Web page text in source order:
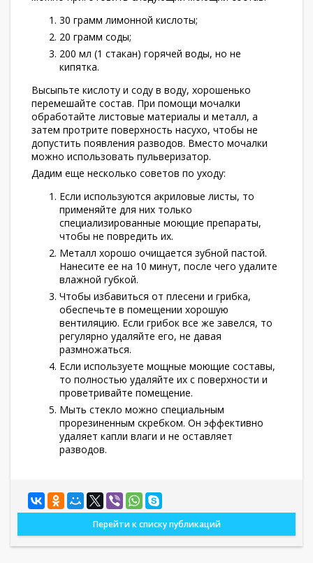
30 грамм лимонной кислоты;
20 грамм соды;
200 мл (1 стакан) горячей воды, но не
кипятка.
Высыпьте кислоту и соду в воду, хорошенько
перемешайте состав. При помощи мочалки
обработайте листовые материалы и металл, а
затем протрите поверхность насухо, чтобы не
допустить появления разводов. Вместо мочалки
можно использовать пульверизатор.
Дадим еще несколько советов по уходу:
Если используются акриловые листы, то
применяйте для них только
специализированные моющие препараты,
чтобы не повредить их.
Металл хорошо очищается зубной пастой.
Нанесите ее на 10 минут, после чего удалите
влажной губкой.
Чтобы избавиться от плесени и грибка,
обеспечьте в помещении хорошую
вентиляцию. Если грибок все же завелся, то
регулярно удаляйте его, не давая
размножаться.
Если используете мощные моющие составы,
то полностью удаляйте их с поверхности и
проветривайте помещение.
Мыть стекло можно специальным
прорезиненным скребком. Он эффективно
удаляет капли влаги и не оставляет
разводов.
Перейти к списку публикаций